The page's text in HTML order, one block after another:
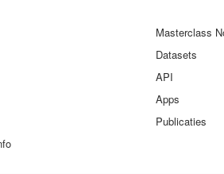
Masterclass
Datasets
API
Apps
Publicaties